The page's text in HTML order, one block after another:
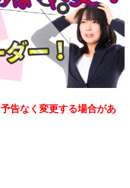
告なく変更する場合があ